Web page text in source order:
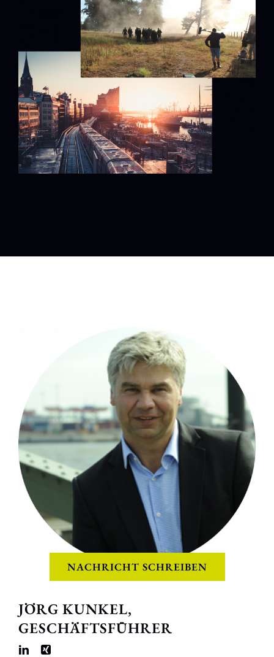
NACHRICHT SCHREIBEN
JÖRG KUNKEL,
GESCHÄFTSFÜHRER